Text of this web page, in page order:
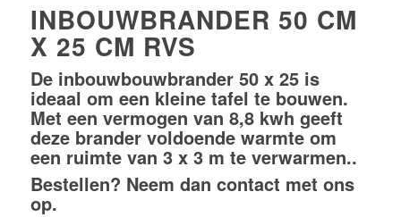
INBOUWBRANDER 50 CM
X 25 CM RVS
De inbouwbouwbrander 50 x 25 is
ideaal om een kleine tafel te bouwen.
Met een vermogen van 8,8 kwh geeft
deze brander voldoende warmte om
een ruimte van 3 x 3 m te verwarmen..
Bestellen? Neem dan contact met ons
op.